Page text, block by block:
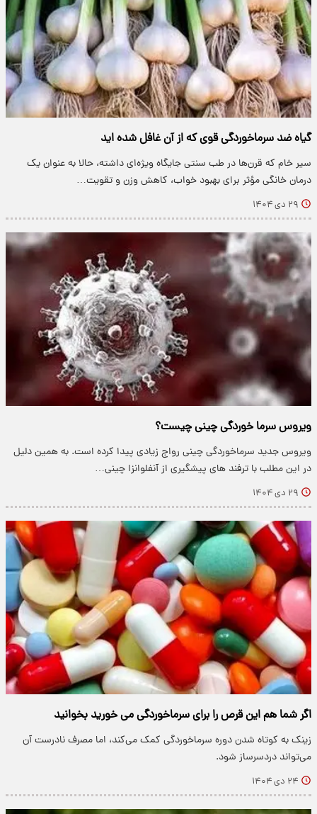
گیاه ضد سرماخوردگی قوی که از آن غافل شده اید
سیر خام که قرن‌ها در طب سنتی جایگاه ویژه‌ای داشته، حالا به عنوان یک
درمان خانگی مؤثر برای بهبود خواب، کاهش وزن و تقویت…
۲۹ دی ۱۴۰۴
ویروس سرما خوردگی چینی چیست؟
ویروس جدید سرماخوردگی چینی رواج زیادی پیدا کرده است. به همین دلیل
در این مطلب با ترفند های پیشگیری از آنفلوانزا چینی…
۲۹ دی ۱۴۰۴
اگر شما هم این قرص را برای سرماخوردگی می خورید بخوانید
زینک به کوتاه شدن دوره سرماخوردگی کمک می‌کند، اما مصرف نادرست آن
می‌تواند دردسرساز شود.
۲۴ دی ۱۴۰۴